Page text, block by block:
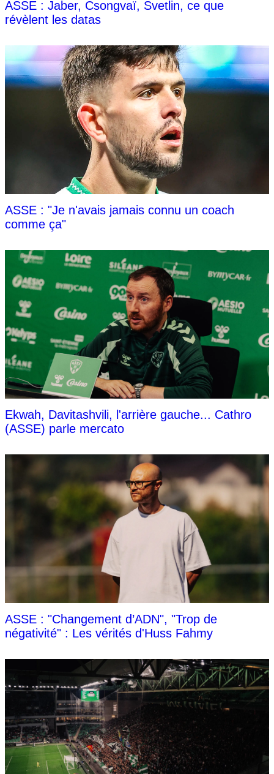
ASSE : Jaber, Csongvaï, Svetlin, ce que
révèlent les datas
ASSE : "Je n'avais jamais connu un coach
comme ça"
Ekwah, Davitashvili, l'arrière gauche... Cathro
(ASSE) parle mercato
ASSE : "Changement d’ADN", "Trop de
négativité" : Les vérités d'Huss Fahmy